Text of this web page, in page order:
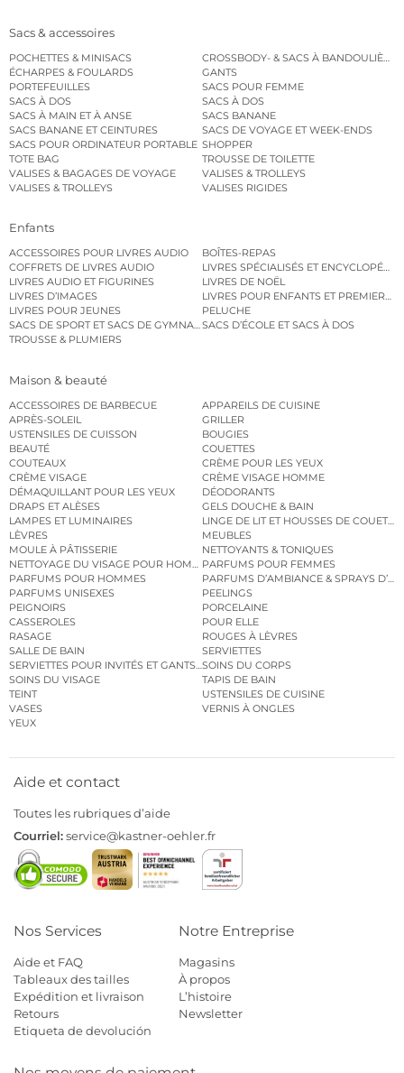
Sacs & accessoires
POCHETTES & MINISACS
CROSSBODY- & SACS À BANDOULIÈRE
ÉCHARPES & FOULARDS
GANTS
PORTEFEUILLES
SACS POUR FEMME
SACS À DOS
SACS À DOS
SACS À MAIN ET À ANSE
SACS BANANE
SACS BANANE ET CEINTURES
SACS DE VOYAGE ET WEEK-ENDS
SACS POUR ORDINATEUR PORTABLE SHOPPER
TOTE BAG
TROUSSE DE TOILETTE
VALISES & BAGAGES DE VOYAGE
VALISES & TROLLEYS
VALISES & TROLLEYS
VALISES RIGIDES
Enfants
ACCESSOIRES POUR LIVRES AUDIO
BOÎTES-REPAS
COFFRETS DE LIVRES AUDIO
LIVRES SPÉCIALISÉS ET
LIVRES AUDIO ET FIGURINES
LIVRES DE NOËL
LIVRES D’IMAGES
LIVRES POUR ENFANTS ET PREMIERS
LIVRES POUR JEUNES
PELUCHE
SACS DE SPORT ET SACS DE GYMNASTIQUESACS D’ÉCOLE ET SACS À DOS
TROUSSE & PLUMIERS
Maison & beauté
ACCESSOIRES DE BARBECUE
APPAREILS DE CUISINE
APRÈS-SOLEIL
GRILLER
USTENSILES DE CUISSON
BOUGIES
BEAUTÉ
COUETTES
COUTEAUX
CRÈME POUR LES YEUX
CRÈME VISAGE
CRÈME VISAGE HOMME
DÉMAQUILLANT POUR LES YEUX
DÉODORANTS
DRAPS ET ALÈSES
GELS DOUCHE & BAIN
LAMPES ET LUMINAIRES
LINGE DE LIT ET HOUSSES DE COUETTE
LÈVRES
MEUBLES
MOULE À PÂTISSERIE
NETTOYANTS & TONIQUES
NETTOYAGE DU VISAGE POUR HOMMESPARFUMS POUR FEMMES
PARFUMS POUR HOMMES
PARFUMS D’AMBIANCE & SPRAYS
PARFUMS UNISEXES
PEELINGS
PEIGNOIRS
PORCELAINE
CASSEROLES
POUR ELLE
RASAGE
ROUGES À LÈVRES
SALLE DE BAIN
SERVIETTES
SERVIETTES POUR INVITÉS ET GANTS DE TOILETTE
SOINS DU CORPS
SOINS DU VISAGE
TAPIS DE BAIN
TEINT
USTENSILES DE CUISINE
VASES
VERNIS À ONGLES
YEUX
Aide et contact
Toutes les rubriques d’aide
Courriel:service@kastner-oehler.fr
Nos Services
Aide et FAQ
Tableaux des tailles
Expédition et livraison
Retours
Etiqueta de devolución
Notre Entreprise
Magasins
À propos
L’histoire
Newsletter